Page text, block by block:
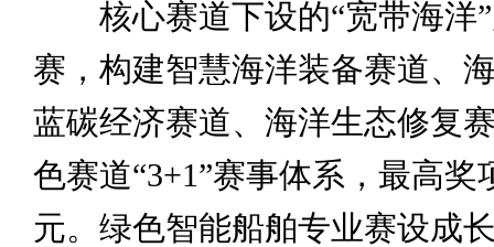
核心赛道下设的“宽带海洋”
赛，构建智慧海洋装备赛道、
蓝碳经济赛道、海洋生态修复
色赛道“3+1”赛事体系，最高奖
元。绿色智能船舶专业赛设成